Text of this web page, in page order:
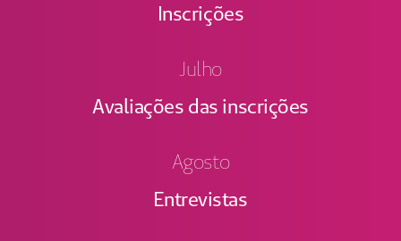
Inscrições
Julho
Avaliações das inscrições
Agosto
Entrevistas